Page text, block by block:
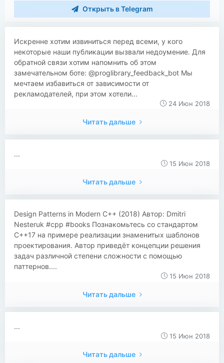
Открыть в Telegram
Искренне хотим извиниться перед всеми, у кого
некоторые наши публикации вызвали недоумение. Для
обратной связи хотим напомнить об этом
замечательном боте: @proglibrary_feedback_bot Мы
мечтаем избавиться от зависимости от
рекламодателей, при этом хотели...
24 Июн 2018
Читать дальше
...
15 Июн 2018
Читать дальше
​​Design Patterns in Modern C++ (2018) Автор: Dmitri
Nesteruk #cpp #books Познакомьтесь со стандартом
С++17 на примере реализации знаменитых шаблонов
проектирования. Автор приведёт концепции решения
задач различной степени сложности с помощью
паттернов....
15 Июн 2018
Читать дальше
...
15 Июн 2018
Читать дальше